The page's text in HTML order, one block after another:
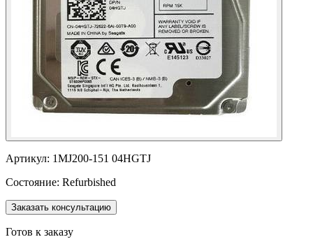
Артикул: 1MJ200-151 04HGTJ
Состояние: Refurbished
Заказать консультацию
Готов к заказу